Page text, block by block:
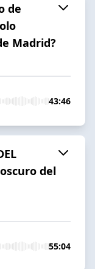
de
Madrid?
43:46
del
55:04